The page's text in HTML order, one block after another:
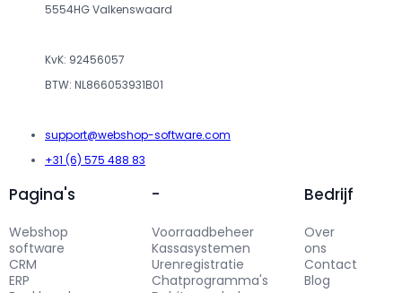
5554HG Valkenswaard
KvK: 92456057
BTW: NL866053931B01
support@webshop-software.com
+31 (6) 575 488 83
Pagina's
Webshop
software
CRM
ERP
-
Voorraadbeheer
Kassasystemen
Urenregistratie
Chatprogramma's
Bedrijf
Over
ons
Contact
Blog